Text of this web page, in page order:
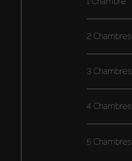
2 Chambres
3 Chambres
4 Chambres
5 Chambres